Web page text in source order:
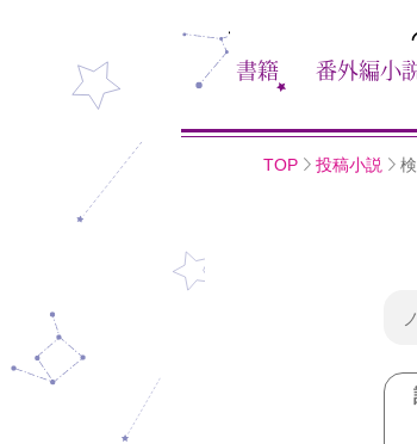
書籍 番外編小
TOP 投稿小説